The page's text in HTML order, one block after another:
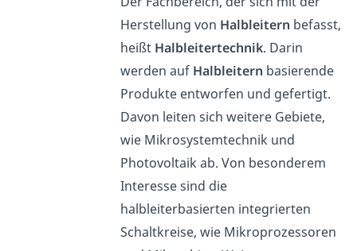
Herstellung von Halbleitern befasst,
heißt Halbleitertechnik. Darin
werden auf Halbleitern basierende
Produkte entworfen und gefertigt.
Davon leiten sich weitere Gebiete,
wie Mikrosystemtechnik und
Photovoltaik ab. Von besonderem
Interesse sind die
halbleiterbasierten integrierten
Schaltkreise, wie Mikroprozessoren